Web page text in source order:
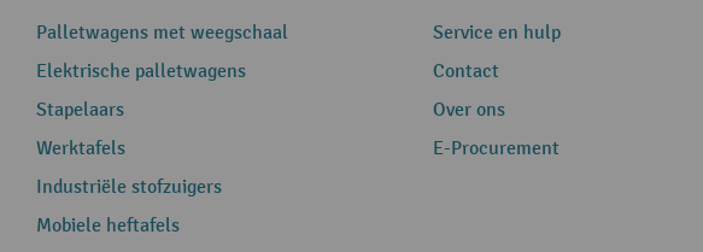
Palletwagens met weegschaal
Elektrische palletwagens
Stapelaars
Werktafels
Industriële stofzuigers
Mobiele heftafels
Service en hulp
Contact
Over ons
E-Procurement